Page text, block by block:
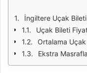
İngiltere Uçak
Uçak Bileti
Ortalama
Ekstra